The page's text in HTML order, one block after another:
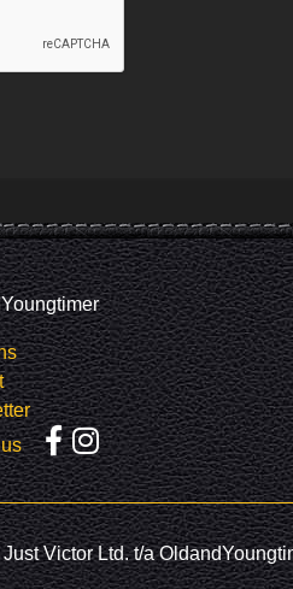
Victor Ltd. t/a